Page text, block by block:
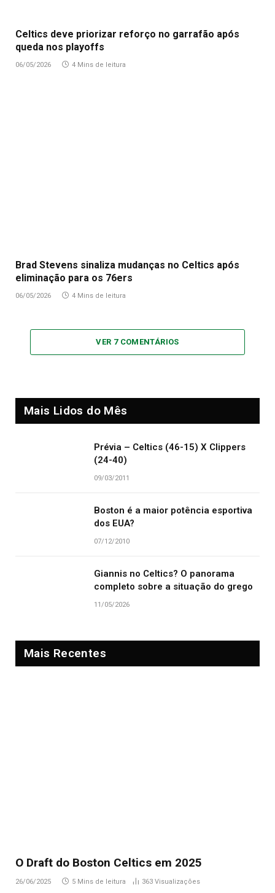
Celtics deve priorizar reforço no garrafão após
queda nos playoffs
06/05/2026 4 Mins de leitura
Brad Stevens sinaliza mudanças no Celtics após
eliminação para os 76ers
06/05/2026 4 Mins de leitura
VER 7 COMENTÁRIOS
Mais Lidos do Mês
Prévia – Celtics (46-15) X Clippers
(24-40)
09/03/2011
Boston é a maior potência esportiva
dos EUA?
07/12/2010
Giannis no Celtics? O panorama
completo sobre a situação do grego
11/05/2026
Mais Recentes
O Draft do Boston Celtics em 2025
26/06/2025 5 Mins de leitura 363 Visualizações